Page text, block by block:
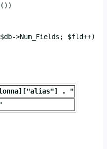
>Num_Fields; $fld++)
. "